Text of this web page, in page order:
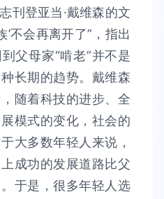
刊登亚当·戴维森的文
’不会再离开了”，指出
父母家“啃老”并不是
长期的趋势。戴维森
随着科技的进步、全
模式的变化，社会的
大多数年轻人来说，
成功的发展道路比父
于是，很多年轻人选